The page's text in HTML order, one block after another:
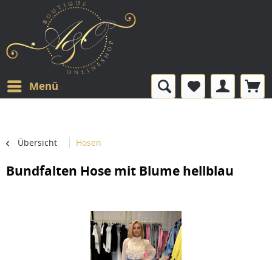
Menü
Übersicht Hosen
Bundfalten Hose mit Blume hellblau